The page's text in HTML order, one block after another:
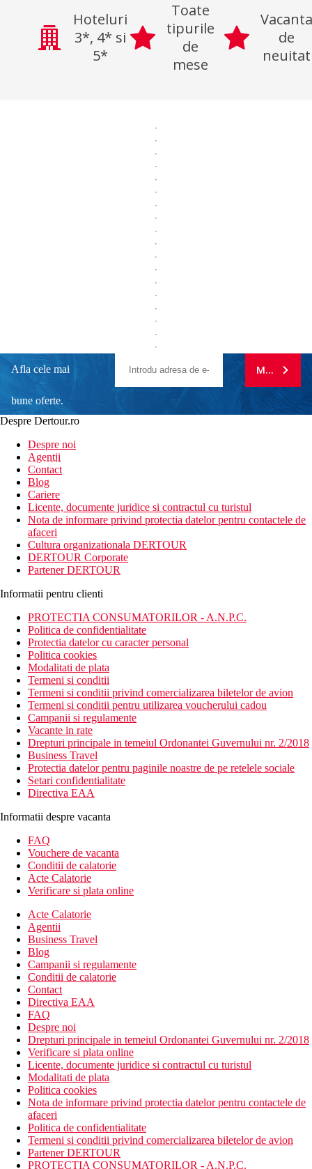
Hoteluri
3*, 4* si
5*
Toate
tipurile
de
mese
Vacanta
de
neuitat
Afla cele mai
bune oferte.
newsletter!
MA
Despre Dertour.ro
Despre noi
Agentii
Contact
Blog
Cariere
Licente, documente juridice si contractul cu turistul
Nota de informare privind protectia datelor pentru contactele de
afaceri
Cultura organizationala DERTOUR
DERTOUR Corporate
Partener DERTOUR
Informatii pentru clienti
PROTECTIA CONSUMATORILOR - A.N.P.C.
Politica de confidentialitate
Protectia datelor cu caracter personal
Politica cookies
Modalitati de plata
Termeni si conditii
Termeni si conditii privind comercializarea biletelor de avion
Termeni si conditii pentru utilizarea voucherului cadou
Campanii si regulamente
Vacante in rate
Drepturi principale in temeiul Ordonantei Guvernului nr. 2/2018
Business Travel
Protectia datelor pentru paginile noastre de pe retelele sociale
Setari confidentialitate
Directiva EAA
Informatii despre vacanta
FAQ
Vouchere de vacanta
Conditii de calatorie
Acte Calatorie
Verificare si plata online
Acte Calatorie
Agentii
Business Travel
Blog
Campanii si regulamente
Conditii de calatorie
Contact
Directiva EAA
FAQ
Despre noi
Drepturi principale in temeiul Ordonantei Guvernului nr. 2/2018
Verificare si plata online
Licente, documente juridice si contractul cu turistul
Modalitati de plata
Politica cookies
Nota de informare privind protectia datelor pentru contactele de
afaceri
Politica de confidentialitate
Termeni si conditii privind comercializarea biletelor de avion
Partener DERTOUR
PROTECTIA CONSUMATORILOR - A.N.P.C.